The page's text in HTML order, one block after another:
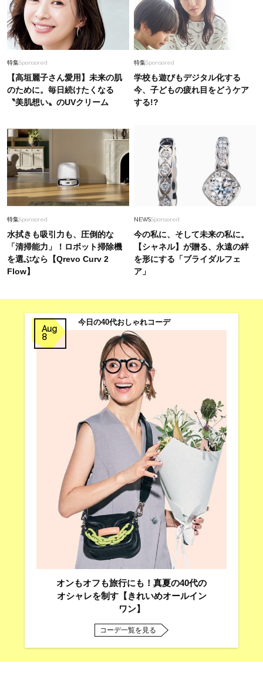
特集Sponsored
【高垣麗子さん愛用】未来の肌
のために。毎日続けたくなる
〝美肌想い〟のUVクリーム
特集Sponsored
学校も遊びもデジタル化する
今、子どもの疲れ目をどうケア
する!?
特集Sponsored
水拭きも吸引力も、圧倒的な
「清掃能力」！ロボット掃除機
を選ぶなら【Qrevo Curv 2
Flow】
NEWSSponsored
今の私に、そして未来の私に。
【シャネル】が贈る、永遠の絆
を形にする「ブライダルフェ
ア」
Aug
8
今日の40代おしゃれコーデ
オンもオフも旅行にも！真夏の40代の
オシャレを制す【きれいめオールイン
ワン】
コーデ一覧を見る